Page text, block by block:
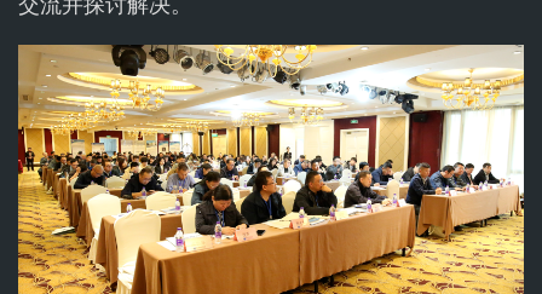
交流并探讨解决。